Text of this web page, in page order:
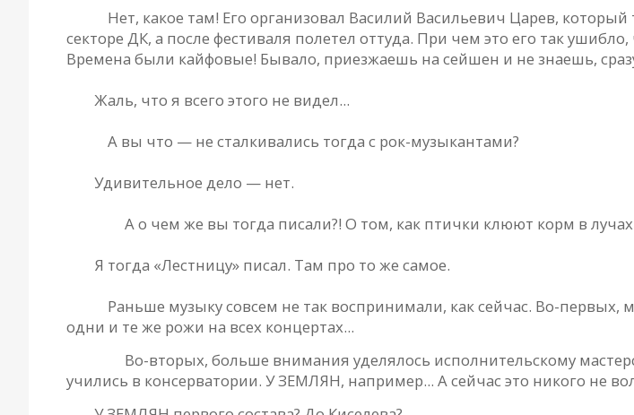
Нет, какое там! Его организовал Василий Васильевич Царев,
секторе ДК, а после фестиваля полетел оттуда. При чем это его так
Времена были кайфовые! Бывало, приезжаешь на сейшен и не знаешь,
Жаль, что я всего этого не видел...
А вы что — не сталкивались тогда с рок-музыкантами?
Удивительное дело — нет.
А о чем же вы тогда писали?! О том, как птички клюют корм в
Я тогда «Лестницу» писал. Там про то же самое.
Раньше музыку совсем не так воспринимали, как сейчас. Во-первых,
одни и те же рожи на всех концертах...
Во-вторых, больше внимания уделялось исполнительскому
учились в консерватории. У ЗЕМЛЯН, например... А сейчас это никого не